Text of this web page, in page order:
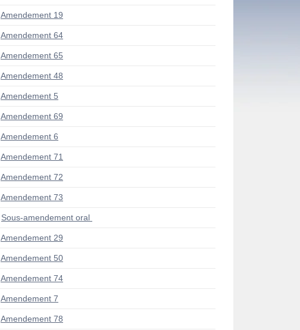
Amendement 19
Amendement 64
Amendement 65
Amendement 48
Amendement 5
Amendement 69
Amendement 6
Amendement 71
Amendement 72
Amendement 73
Sous-amendement oral
Amendement 29
Amendement 50
Amendement 74
Amendement 7
Amendement 78